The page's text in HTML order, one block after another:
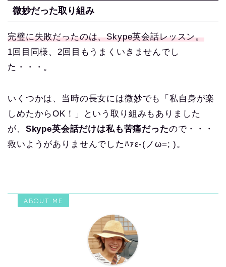
微妙だった取り組み
完璧に失敗だったのは、Skype英会話レッスン。
1回目同様、2回目もうまくいきませんでし
た・・・。
いくつかは、当時の長女には微妙でも「私自身が楽
しめたからOK！」という取り組みもありました
が、 Skype英会話だけは私も苦痛だったので・・・
救いようがありませんでしたﾊｧε-(ノω=; )。
ABOUT ME